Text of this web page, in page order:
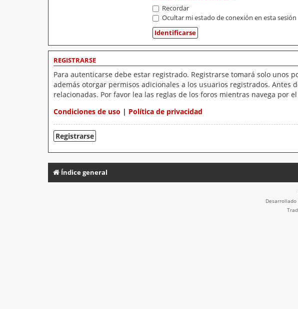
Recordar
Ocultar mi estado de conexión en esta sesión
REGISTRARSE
Para autenticarse debe estar registrado. Registrarse tomará solo unos
además otorgar permisos adicionales a los usuarios registrados.
relacionadas. Por favor lea las reglas de los foros mientras navega por
Condiciones de uso | Política de privacidad
Registrarse
Índice general
Desarrollado